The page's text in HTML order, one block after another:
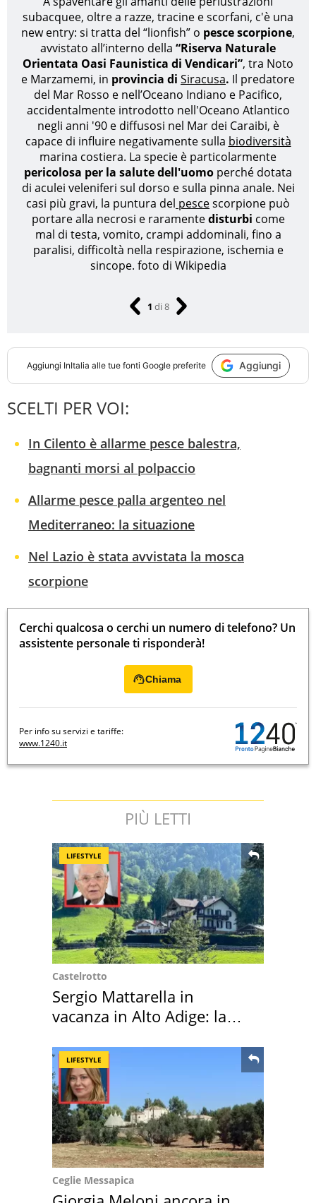
subacquee, oltre a razze, tracine e scorfani, c'è una
new entry: si tratta del “lionfish” o pesce scorpione,
avvistato all’interno della “Riserva Naturale
Orientata Oasi Faunistica di Vendicari”, tra Noto
e Marzamemi, in provincia di Siracusa. Il predatore
del Mar Rosso e nell’Oceano Indiano e Pacifico,
accidentalmente introdotto nell'Oceano Atlantico
negli anni '90 e diffusosi nel Mar dei Caraibi, è
capace di influire negativamente sulla biodiversità
marina costiera. La specie è particolarmente
pericolosa per la salute dell'uomo perché dotata
di aculei veleniferi sul dorso e sulla pinna anale. Nei
casi più gravi, la puntura del pescescorpione può
portare alla necrosi e raramentedisturbi come
mal di testa, vomito, crampi addominali, fino a
paralisi, difficoltà nella respirazione, ischemia e
sincope. foto di Wikipedia
1 di8
Aggiungi InItalia alle tue fonti Google preferite Aggiungi
SCELTI PER VOI:
In Cilento è allarme pesce balestra,
bagnanti morsi al polpaccio
Allarme pesce palla argenteo nel
Mediterraneo: la situazione
Nel Lazio è stata avvistata la mosca
scorpione
Cerchi qualcosa o cerchi un numero di telefono? Un
assistente personale ti risponderà!
Chiama
Per info su servizi e tariffe:
www.1240.it
PIÙ LETTI
LIFESTYLE
Castelrotto
Sergio Mattarella in
vacanza in Alto Adige: la
LIFESTYLE
Ceglie Messapica